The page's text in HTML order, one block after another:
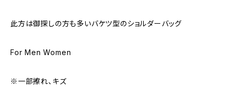
此方は御探しの方も多いバケツ型のショルダーバッグ
For Men Women
※一部擦れ、キズ